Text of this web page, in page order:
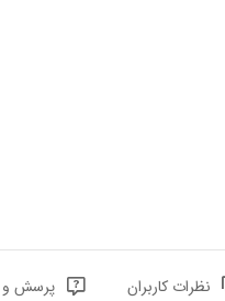
نظرات کاربران پرسش و